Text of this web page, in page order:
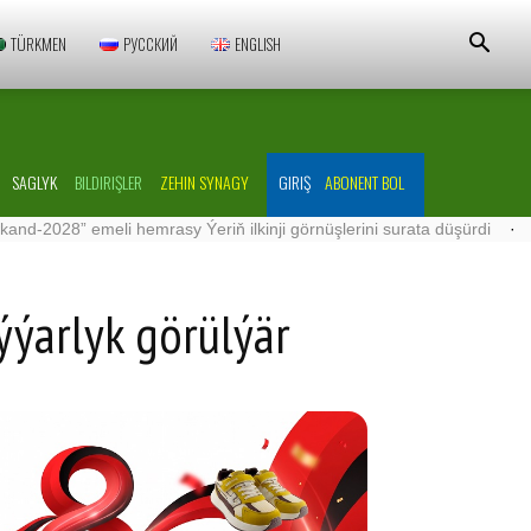
TÜRKMEN РУССКИЙ ENGLISH
SAGLYK BILDIRIŞLER ZEHIN SYNAGY GIRIŞ ABONENT BOL
emeli hemrasy Ýeriň ilkinji görnüşlerini surata düşürdi · «Güneş»
görülýär